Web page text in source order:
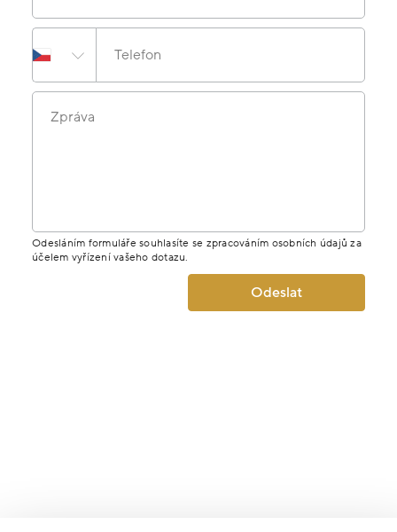
Telefon
Zpráva
Odesláním formuláře souhlasíte se zpracováním osobních údajů za
účelem vyřízení vašeho dotazu.
Odeslat